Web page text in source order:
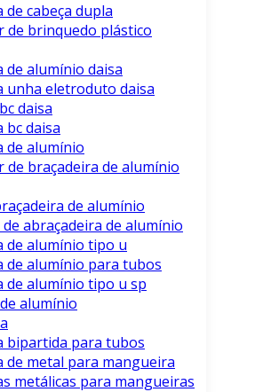
de cabeça dupla
de brinquedo plástico
de alumínio daisa
unha eletroduto daisa
daisa
bc daisa
de alumínio
braçadeira de alumínio
de alumínio
abraçadeira de alumínio
de alumínio tipo u
de alumínio para tubos
de alumínio tipo u sp
alumínio
bipartida para tubos
de metal para mangueira
metálicas para mangueiras